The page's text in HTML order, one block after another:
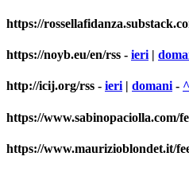
https://
https://noyb.eu/en/rss - ieri |
http://icij.org/rss - ieri | domani -
https://www.sabinopaciolla.com/
https://www.maurizioblondet.it/